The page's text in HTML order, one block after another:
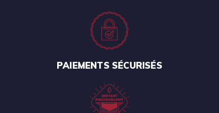
PAIEMENTS SÉCURISÉS